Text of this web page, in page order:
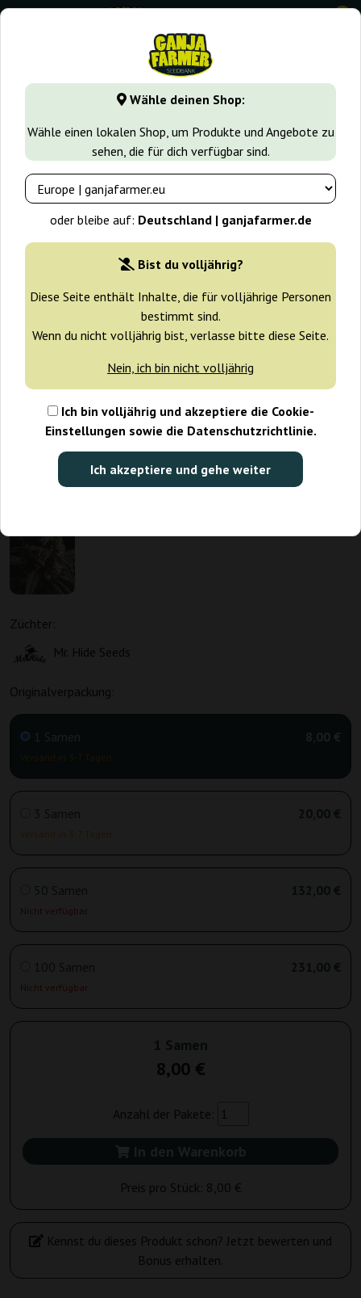
Wähle deinen Shop:
Wähle einen lokalen Shop, um Produkte und Angebote zu
sehen, die für dich verfügbar sind.
oder bleibe auf: Deutschland | ganjafarmer.de
Bist du volljährig?
Diese Seite enthält Inhalte, die für volljährige Personen
bestimmt sind.
Wenn du nicht volljährig bist, verlasse bitte diese Seite.
Nein, ich bin nicht volljährig
Ich bin volljährig und akzeptiere die Cookie-
Einstellungen sowie die Datenschutzrichtlinie.
Ich akzeptiere und gehe weiter
0
GanjaFarmer.de Cannabissorten Green Crack Mr.
Züchter:
Mr. Hide Seeds
Originalverpackung:
1 Samen
Versand in 3-7 Tagen
8,00 €
3 Samen
Versand in 3-7 Tagen
20,00 €
50 Samen
Nicht verfügbar
132,00 €
100 Samen
Nicht verfügbar
231,00 €
1 Samen
8,00 €
Anzahl der Pakete:
In den Warenkorb
Preis pro Stück: 8,00 €
Kennst du dieses Produkt schon? Jetzt bewerten und
Bonus erhalten.